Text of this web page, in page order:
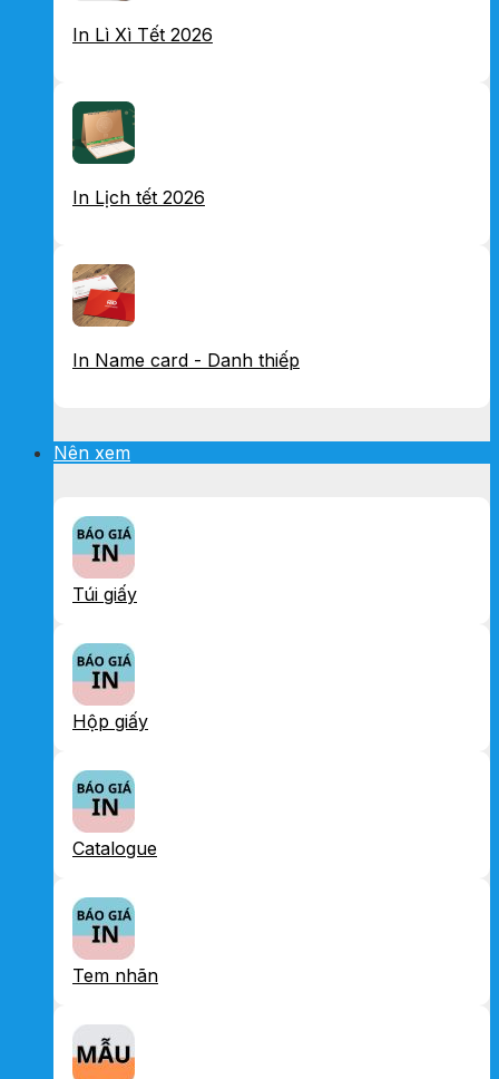
In Lì Xì Tết 2026
In Lịch tết 2026
In Name card - Danh thiếp
Nên xem
Túi giấy
Hộp giấy
Catalogue
Tem nhãn